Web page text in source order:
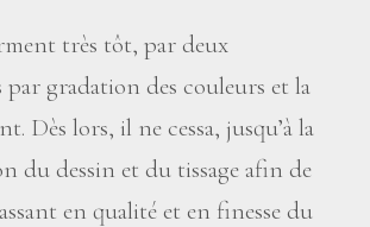
très tôt, par deux
gradation des couleurs et la
Dès lors, il ne cessa, jusqu’à la
du dessin et du tissage afin de
en qualité et en finesse du